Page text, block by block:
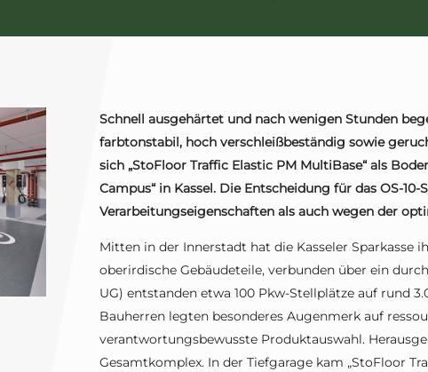
Schnell ausgehärtet und nach wenigen Stunden
farbtonstabil, hoch verschleißbeständig sowie
sich „StoFloor Traffic Elastic PM MultiBase“ als
Campus“ in Kassel. Die Entscheidung für das OS-
Verarbeitungseigenschaften als auch wegen der
Mitten in der Innerstadt hat die Kasseler Sparkasse
oberirdische Gebäudeteile, verbunden über ein
UG) entstanden etwa 100 Pkw-Stellplätze auf rund
Bauherren legten besonderes Augenmerk auf
verantwortungsbewusste Produktauswahl.
Gesamtkomplex. In der Tiefgarage kam „StoFloor